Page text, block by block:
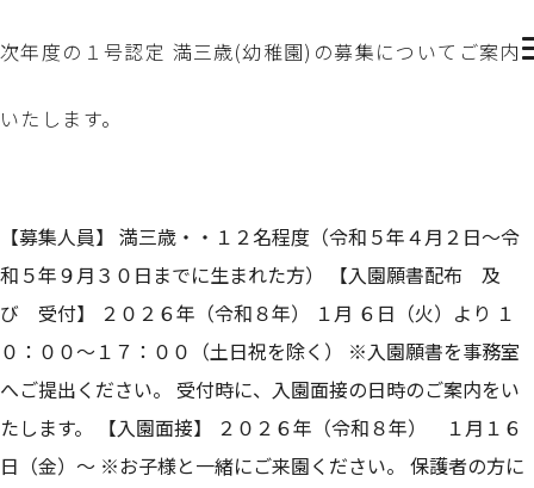
次年度の１号認定 満三歳(幼稚園)の募集についてご案内
いたします。
【募集人員】 満三歳・・１２名程度（令和５年４月２日～令
和５年９月３０日までに生まれた方） 【入園願書配布 及
び 受付】 ２０２６年（令和８年） １月 ６日（火）より １
０：００～１７：００（土日祝を除く） ※入園願書を事務室
へご提出ください。 受付時に、入園面接の日時のご案内をい
たします。 【入園面接】 ２０２６年（令和８年） １月１６
日（金）～ ※お子様と一緒にご来園ください。 保護者の方に